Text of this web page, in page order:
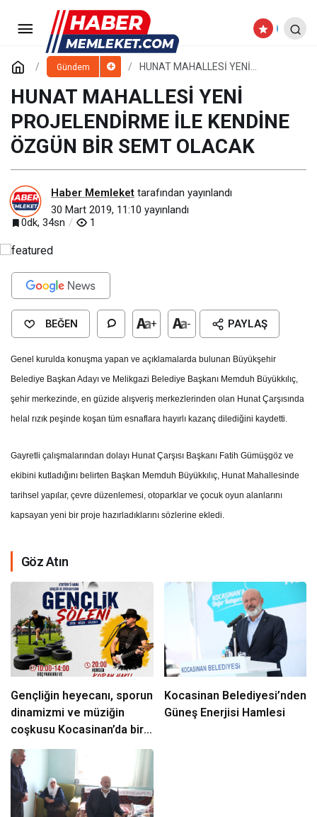
Gündem
HUNAT MAHALLESİ YENİ
ÖZGÜN BİR SEMT OLACAK
HUNAT MAHALLESİ YENİ
PROJELENDİRME İLE KENDİNE
ÖZGÜN BİR SEMT OLACAK
Haber Memleket tarafından yayınlandı
30 Mart 2019, 11:10 yayınlandı
0dk, 34sn
1
BEĞEN + - PAYLAŞ
Genel kurulda konuşma yapan ve açıklamalarda bulunan Büyükşehir
Belediye Başkan Adayı ve Melikgazi Belediye Başkanı Memduh Büyükkılıç,
şehir merkezinde, en güzide alışveriş merkezlerinden olan Hunat Çarşısında
helal rızık peşinde koşan tüm esnaflara hayırlı kazanç dilediğini kaydetti.
Gayretli çalışmalarından dolayı Hunat Çarşısı Başkanı Fatih Gümüşgöz ve
ekibini kutladığını belirten Başkan Memduh Büyükkılıç, Hunat Mahallesinde
tarihsel yapılar, çevre düzenlemesi, otoparklar ve çocuk oyun alanlarını
kapsayan yeni bir proje hazırladıklarını sözlerine ekledi.
Göz Atın
Gençliğin heyecanı, sporun
dinamizmi ve müziğin
coşkusu Kocasinan’da bir
araya geliyor!
Kocasinan Belediyesi’nden
Güneş Enerjisi Hamlesi
HUNAT MAHALLESİ YENİ
PROJELENDİRME İLE KENDİNE ÖZGÜN BİR
SEMT OLACAK
Yorum Yap